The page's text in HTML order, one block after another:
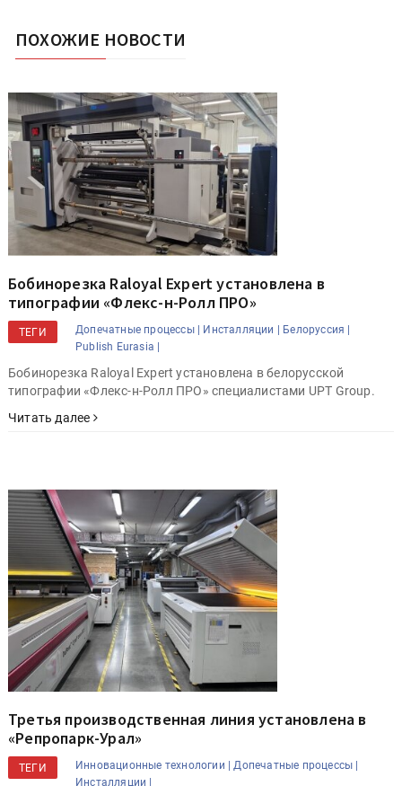
ПОХОЖИЕ НОВОСТИ
Бобинорезка Raloyal Expert установлена в
типографии «Флекс-н-Ролл ПРО»
ТЕГИ Допечатные процессы | Инсталляции | Белоруссия |
Publish Eurasia |
Бобинорезка Raloyal Expert установлена в белорусской
типографии «Флекс-н-Ролл ПРО» специалистами UPT Group.
Читать далее
Третья производственная линия установлена в
«Репропарк-Урал»
ТЕГИ Инновационные технологии | Допечатные процессы |
Инсталляции |